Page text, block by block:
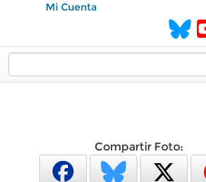
Mi Cuenta
Compartir Foto: